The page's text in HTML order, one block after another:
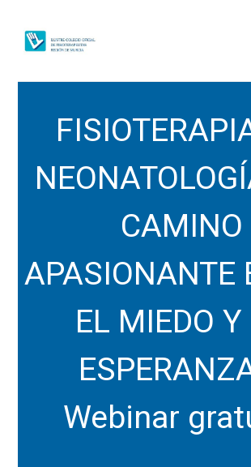
CAMINO
APASIONANTE
EL MIEDO
Webinar